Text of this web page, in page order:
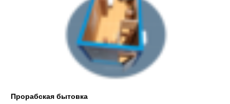
Прорабская бытовка